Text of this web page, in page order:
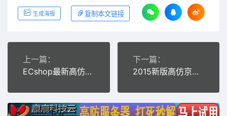
生成海报 复制本文链接
上一篇：
ECshop最新高仿顺风优选商城旗舰版 模板堂最新出品,团购+触屏版+微信支付
下一篇：
2015新版高仿京东商城源码,商家入驻+多用户开店+WAP端,ShopNC B2B2C内核